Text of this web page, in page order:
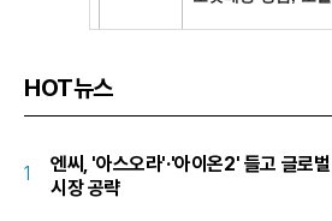
HOT뉴스
1
엔씨, '아스오라'·'아이온2' 들고 글로벌
시장 공략